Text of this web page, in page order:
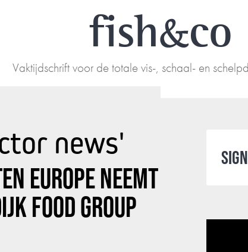
fishco
Vaktijdschrift voor de totale vis-, schaal- en
news'
EUROPE NEEMT
FOOD GROUP